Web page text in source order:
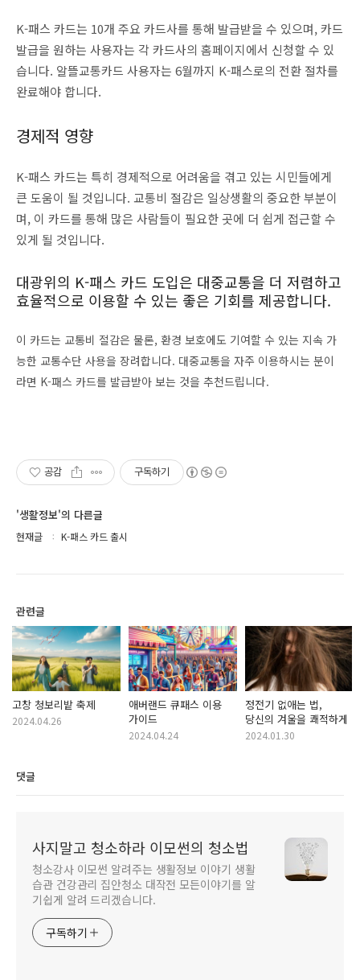
K-패스 카드는 10개 주요 카드사를 통해 발급받을 수 있으며, 카드
발급을 원하는 사용자는 각 카드사의 홈페이지에서 신청할 수 있
습니다. 알뜰교통카드 사용자는 6월까지 K-패스로의 전환 절차를
완료해야 합니다.
경제적 영향
K-패스 카드는 특히 경제적으로 어려움을 겪고 있는 시민들에게
큰 도움이 될 것입니다. 교통비 절감은 일상생활의 중요한 부분이
며, 이 카드를 통해 많은 사람들이 필요한 곳에 더 쉽게 접근할 수
있게 될 것입니다.
대광위의 K-패스 카드 도입은 대중교통을 더 저렴하고
효율적으로 이용할 수 있는 좋은 기회를 제공합니다.
이 카드는 교통비 절감은 물론, 환경 보호에도 기여할 수 있는 지속 가
능한 교통수단 사용을 장려합니다. 대중교통을 자주 이용하시는 분이
라면 K-패스 카드를 발급받아 보는 것을 추천드립니다.
공감 구독하기
'생활정보'의 다른글
현재글 K-패스 카드 출시
관련글
고창 청보리밭 축제
2024.04.26
애버랜드 큐패스 이용
가이드
2024.04.24
정전기 없애는 법,
당신의 겨울을 쾌적하게
2024.01.30
댓글
사지말고 청소하라 이모썬의 청소법
청소강사 이모썬 알려주는 생활정보 이야기 생활
습관 건강관리 집안청소 대작전 모든이야기를 알
기쉽게 알려 드리겠습니다.
구독하기